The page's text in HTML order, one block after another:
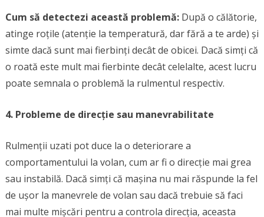
Cum să detectezi această problemă:După o călătorie,
atinge roțile (atenție la temperatură, dar fără a te arde) și
simte dacă sunt mai fierbinți decât de obicei. Dacă simți că
o roată este mult mai fierbinte decât celelalte, acest lucru
poate semnala o problemă la rulmentul respectiv.
4. Probleme de direcție sau manevrabilitate
Rulmenții uzati pot duce la o deteriorare a
comportamentului la volan, cum ar fi o direcție mai grea
sau instabilă. Dacă simți că mașina nu mai răspunde la fel
de ușor la manevrele de volan sau dacă trebuie să faci
mai multe mișcări pentru a controla direcția, aceasta